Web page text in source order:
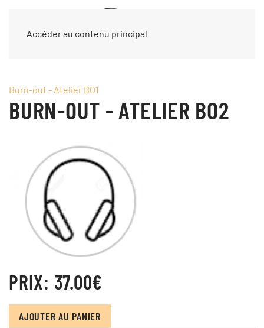
Accéder au contenu principal
Burn-out - Atelier BO1
BURN-OUT - ATELIER BO2
PRIX: 37.00‎€
AJOUTER AU PANIER